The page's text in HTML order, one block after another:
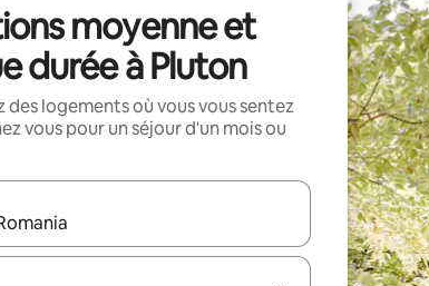
moyenne et
durée à Pluton
des logements où vous vous sentez
vous pour un séjour d'un mois ou
résultats s'affichent, utilisez les flèches vers le haut et